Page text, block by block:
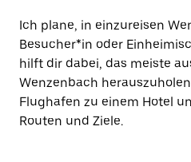
Ich plane, in einzureisen
Besucher*in oder
hilft dir dabei, das meiste
Wenzenbach
Flughafen zu einem Hotel
Routen und Ziele.